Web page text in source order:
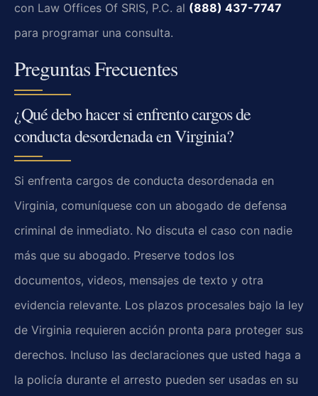
con Law Offices Of SRIS, P.C. al (888) 437-7747
para programar una consulta.
Preguntas Frecuentes
¿Qué debo hacer si enfrento cargos de
conducta desordenada en Virginia?
Si enfrenta cargos de conducta desordenada en
Virginia, comuníquese con un abogado de defensa
criminal de inmediato. No discuta el caso con nadie
más que su abogado. Preserve todos los
documentos, videos, mensajes de texto y otra
evidencia relevante. Los plazos procesales bajo la ley
de Virginia requieren acción pronta para proteger sus
derechos. Incluso las declaraciones que usted haga a
la policía durante el arresto pueden ser usadas en su